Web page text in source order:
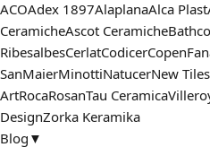
ACOAdex 1897AlaplanaAlca Plast
CeramicheAscot CeramicheBathco
RibesalbesCerlatCodicerCopen
SanMaierMinottiNatucerNew Tiles
ArtRocaRosanTau Ceramica
DesignZorka Keramika
Blog ▼